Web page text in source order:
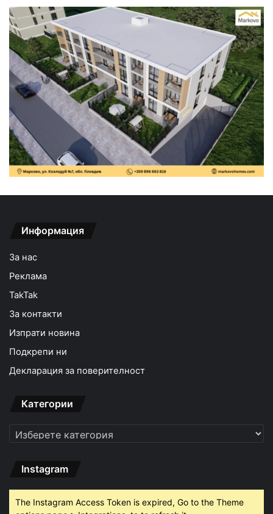
Информация
За нас
Реклама
TakTak
За контакти
Изпрати новина
Подкрепи ни
Декларация за поверителност
Категории
Категории
Instagram
The Instagram Access Token is expired, Go to the Theme